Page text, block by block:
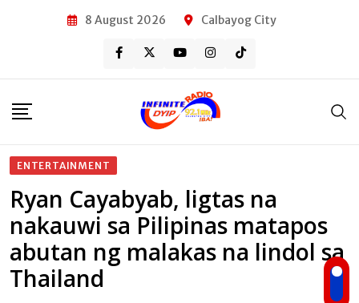
8 August 2026 Calbayog City
ENTERTAINMENT
Ryan Cayabyab, ligtas na
nakauwi sa Pilipinas matapos
abutan ng malakas na lindol sa
Thailand